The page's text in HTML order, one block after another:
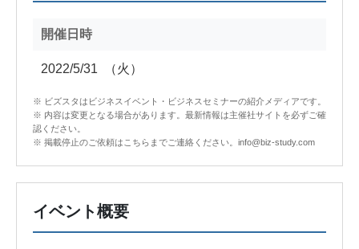
開催日時
2022/5/31 （火）
※ ビズスタはビジネスイベント・ビジネスセミナーの紹介メディアです。
※ 内容は変更となる場合があります。最新情報は主催社サイトを必ずご確
認ください。
※ 掲載停止のご依頼はこちらまでご連絡ください。info@biz-study.com
イベント概要